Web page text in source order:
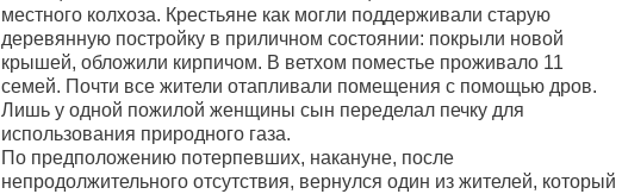
местного колхоза. Крестьяне как могли поддерживали старую
деревянную постройку в приличном состоянии: покрыли новой
крышей, обложили кирпичом. В ветхом поместье проживало 11
семей. Почти все жители отапливали помещения с помощью дров.
Лишь у одной пожилой женщины сын переделал печку для
использования природного газа.
По предположению потерпевших, накануне, после
непродолжительного отсутствия, вернулся один из жителей, который